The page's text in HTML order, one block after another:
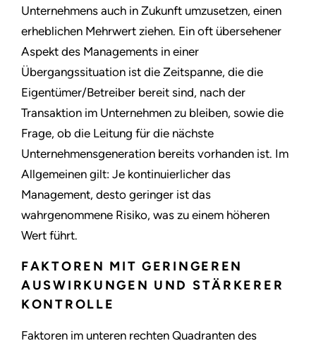
Unternehmens auch in Zukunft umzusetzen, einen
erheblichen Mehrwert ziehen. Ein oft übersehener
Aspekt des Managements in einer
Übergangssituation ist die Zeitspanne, die die
Eigentümer/Betreiber bereit sind, nach der
Transaktion im Unternehmen zu bleiben, sowie die
Frage, ob die Leitung für die nächste
Unternehmensgeneration bereits vorhanden ist. Im
Allgemeinen gilt: Je kontinuierlicher das
Management, desto geringer ist das
wahrgenommene Risiko, was zu einem höheren
Wert führt.
FAKTOREN MIT GERINGEREN
AUSWIRKUNGEN UND STÄRKERER
KONTROLLE
Faktoren im unteren rechten Quadranten des